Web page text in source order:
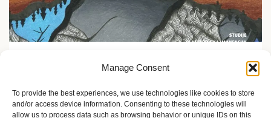
Manage Consent
To provide the best experiences, we use technologies like cookies to store
and/or access device information. Consenting to these technologies will
allow us to process data such as browsing behavior or unique IDs on this
Zagrebu
5 meseci ago Sandra Iršević